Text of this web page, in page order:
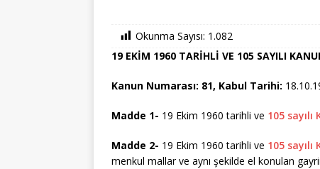
Okunma Sayısı: 1.082
19 EKİM 1960 TARİHLİ VE 105 SAYILI
Kanun Numarası: 81, Kabul Tarihi:
Madde 1- 19 Ekim 1960 tarihli ve 105 sayılı
Madde 2- 19 Ekim 1960 tarihli ve 105 sayılı
menkul mallar ve aynı şekilde el konulan